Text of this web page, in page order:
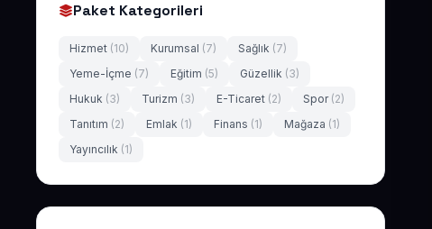
Paket Kategorileri
Hizmet (10) Kurumsal (7) Sağlık (7)
Yeme-İçme (7) Eğitim (5) Güzellik (3)
Hukuk (3) Turizm (3) E-Ticaret (2) Spor (2)
Tanıtım (2) Emlak (1) Finans (1) Mağaza (1)
Yayıncılık (1)